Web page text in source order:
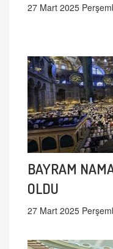
27 Mart 2025
BAYRAM
OLDU
27 Mart 2025